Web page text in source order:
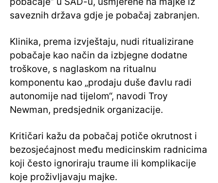
saveznih država gdje je pobačaj zabranjen.
Klinika, prema izvještaju, nudi ritualizirane
pobačaje kao način da izbjegne dodatne
troškove, s naglaskom na ritualnu
komponentu kao „prodaju duše đavlu radi
autonomije nad tijelom“, navodi Troy
Newman, predsjednik organizacije.
Kritičari kažu da pobačaj potiče okrutnost i
bezosjećajnost među medicinskim radnicima
koji često ignoriraju traume ili komplikacije
koje proživljavaju majke.